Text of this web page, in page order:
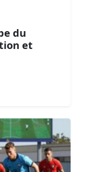
du
et